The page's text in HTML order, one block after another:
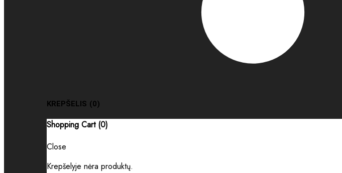
KREPŠELIS (0)
Shopping Cart (0)
Close
Krepšelyje nėra produktų.